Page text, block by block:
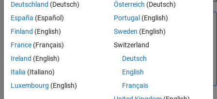
Suggerimento
Per aprire la finestra del Diagnostic Viewer
(Visualizzatore della diagnostica), nella scheda
fare clic su
o sul link Visualizza errori o
avvisi, presente nella parte inferiore della finestra
dell'Editor di Simulink
Deutschland (Deutsch)
España (Español)
Finland (English)
France (Français)
Ireland (English)
Italia (Italiano)
Luxembourg (English)
Österreich (Deutsch)
Portugal (English)
Sweden (English)
Switzerland
Deutsch
English
Français